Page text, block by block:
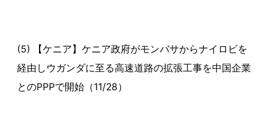
(5) 【ケニア】ケニア政府がモンバサからナイロビを
経由しウガンダに至る高速道路の拡張工事を中国企業
とのPPPで開始（11/28）